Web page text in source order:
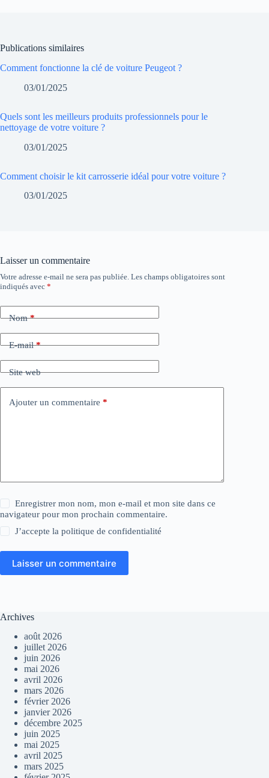
Publications similaires
Comment fonctionne la clé de voiture Peugeot ?
03/01/2025
Quels sont les meilleurs produits professionnels pour le
nettoyage de votre voiture ?
03/01/2025
Comment choisir le kit carrosserie idéal pour votre voiture ?
03/01/2025
Laisser un commentaire
Votre adresse e-mail ne sera pas publiée. Les champs obligatoires sont
indiqués avec *
Nom*
E-mail*
Site web
Ajouter un commentaire *
Enregistrer mon nom, mon e-mail et mon site dans ce
navigateur pour mon prochain commentaire.
J’accepte lapolitique de confidentialité
Laisser un commentaire
Archives
août 2026
juillet 2026
juin 2026
mai 2026
avril 2026
mars 2026
février 2026
janvier 2026
décembre 2025
juin 2025
mai 2025
avril 2025
mars 2025